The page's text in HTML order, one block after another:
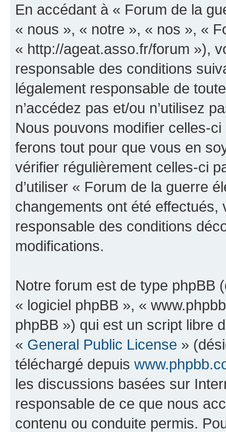
En accédant à « Forum de la
« nous », « notre », « nos », «
« http://ageat.asso.fr/forum »),
responsable des conditions
légalement responsable de
n’accédez pas et/ou n’utilisez
Nous pouvons modifier celles-
ferons tout pour que vous en
vérifier régulièrement celles-ci
d’utiliser « Forum de la guerre
changements ont été effectués,
responsable des conditions
modifications.
Notre forum est de type phpBB
« logiciel phpBB », «
phpBB ») qui est un script libre
« General Public License »
téléchargé depuis
les discussions basées sur
responsable de ce que nous
contenu ou conduite permis.